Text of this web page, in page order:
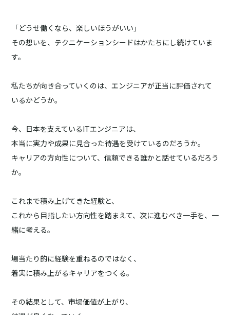
「どうせ働くなら、楽しいほうがいい」
その想いを、テクニケーションシードはかたちにし続けていま
す。
私たちが向き合っていくのは、エンジニアが正当に評価されて
いるかどうか。
今、日本を支えているITエンジニアは、
本当に実力や成果に見合った待遇を受けているのだろうか。
キャリアの方向性について、信頼できる誰かと話せているだろう
か。
これまで積み上げてきた経験と、
これから目指したい方向性を踏まえて、次に進むべき一手を、一
緒に考える。
場当たり的に経験を重ねるのではなく、
着実に積み上がるキャリアをつくる。
その結果として、市場価値が上がり、